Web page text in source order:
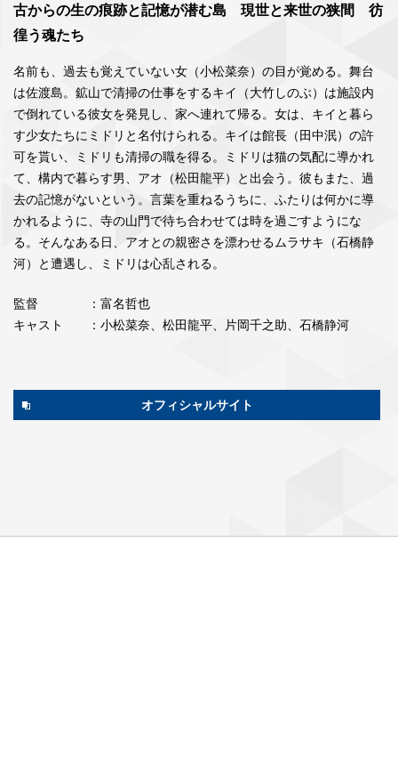
古からの生の痕跡と記憶が潜む島 現世と来世の狭間 彷
徨う魂たち
名前も、過去も覚えていない女（小松菜奈）の目が覚める。舞台
は佐渡島。鉱山で清掃の仕事をするキイ（大竹しのぶ）は施設内
で倒れている彼女を発見し、家へ連れて帰る。女は、キイと暮ら
す少女たちにミドリと名付けられる。キイは館長（田中泯）の許
可を貰い、ミドリも清掃の職を得る。ミドリは猫の気配に導かれ
て、構内で暮らす男、アオ（松田龍平）と出会う。彼もまた、過
去の記憶がないという。言葉を重ねるうちに、ふたりは何かに導
かれるように、寺の山門で待ち合わせては時を過ごすようにな
る。そんなある日、アオとの親密さを漂わせるムラサキ（石橋静
河）と遭遇し、ミドリは心乱される。
監督
：富名哲也
キャスト
：小松菜奈、松田龍平、片岡千之助、石橋静河
オフィシャルサイト